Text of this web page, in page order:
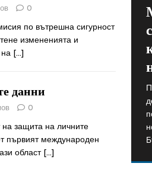
0
по вътрешна сигурност
измененията и
[…]
данни
0
защита на личните
първият международен
област[…]